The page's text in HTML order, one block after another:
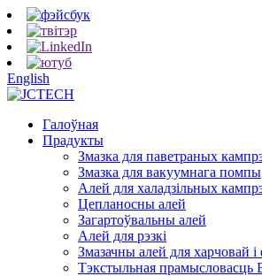
English
Галоўная
Прадукты
Змазка для паветраных
Змазка для вакуумнага помпы
Алей для халадзільных
Цепланосны алей
Загартоўвальны алей
Алей для рэзкі
Змазачны алей для харчовай
Тэкстыльная прамысловасць